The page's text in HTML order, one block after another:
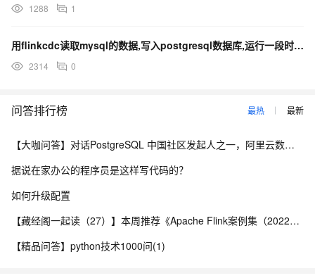
1288 1
用flinkcdc读取mysql的数据,写入postgresql数据库,运行一段时间后挂了
2314 0
问答排行榜 最热 最新
【大咖问答】对话PostgreSQL 中国社区发起人之一，阿里云数据库高级专家 德哥
据说在家办公的程序员是这样写代码的？
如何升级配置
【藏经阁一起读（27）】本周推荐《Apache Flink案例集（2022版）》，你有哪些心得？
【精品问答】python技术1000问(1)